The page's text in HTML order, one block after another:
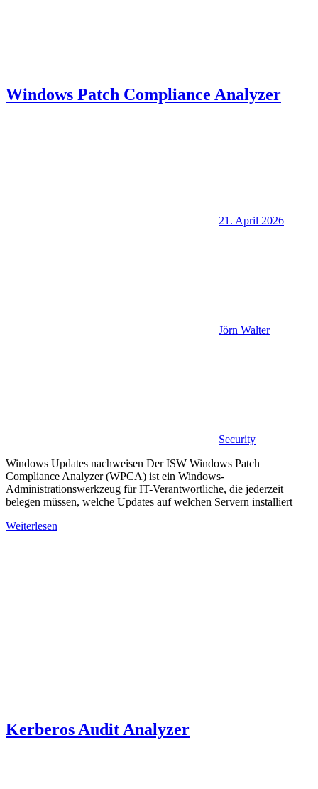
Windows Patch Compliance Analyzer
21. April 2026
Jörn Walter
Security
Windows Updates nachweisen Der ISW Windows Patch
Compliance Analyzer (WPCA) ist ein Windows-
Administrationswerkzeug für IT-Verantwortliche, die jederzeit
belegen müssen, welche Updates auf welchen Servern installiert
Weiterlesen
Kerberos Audit Analyzer